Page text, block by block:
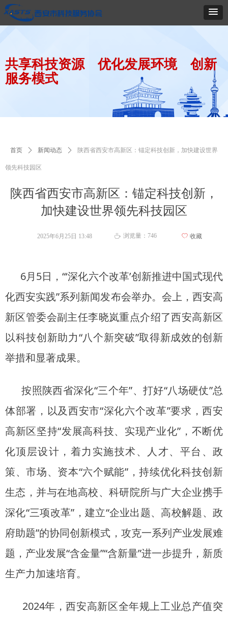
共享科技资源 优化发展环境 创新
服务模式
陕西省西安市高新区：锚定科技创新，
加快建设世界领先科技园区
首页 ꄲ 新闻动态 ꄲ 陕西省西安市高新区：锚定科技创新，加快建设世界
领先科技园区
6月5日，“‘深化六个改革’创新推进中国式现代
化西安实践”系列新闻发布会举办。会上，西安高
新区管委会副主任李晓岚重点介绍了西安高新区
以科技创新助力“八个新突破”取得新成效的创新
举措和显著成果。
按照陕西省深化“三个年”、打好“八场硬仗”总
体部署，以及西安市“深化六个改革”要求，西安
高新区坚持“发展高科技、实现产业化”，不断优
化顶层设计，着力实施技术、人才、平台、政
策、市场、资本“六个赋能”，持续优化科技创新
生态，并与在地高校、科研院所与广大企业携手
深化“三项改革”，建立“企业出题、高校解题、政
府助题”的协同创新模式，攻克一系列产业发展难
题，产业发展“含金量”“含新量”进一步提升，新质
生产力加速培育。
2024年，西安高新区全年规上工业总产值突
2025年6月25日 13:48 ꄘ 浏览量： 746 ꄀ 收藏